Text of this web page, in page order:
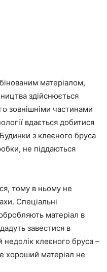
матеріалом,
здійснюється
зовнішніми частинами
вдається добитися
з клеєного бруса
не піддаються
тому в ньому не
Спеціальні
матеріал в
завестися в
недолік клеєного бруса –
хороший матеріал не